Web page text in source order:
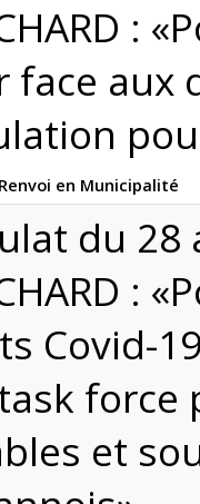
:
face aux
en Municipalité
du 28
:
Covid-
force
et